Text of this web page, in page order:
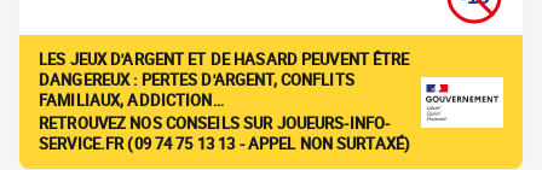
LES JEUX D'ARGENT ET DE HASARD PEUVENT ÊTRE
DANGEREUX : PERTES D'ARGENT, CONFLITS
FAMILIAUX, ADDICTION…
RETROUVEZ NOS CONSEILS SUR JOUEURS-INFO-
SERVICE.FR (09 74 75 13 13 - APPEL NON SURTAXÉ)